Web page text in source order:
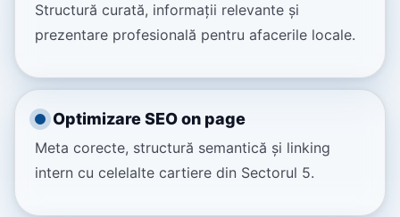
Structură curată, informații relevante și
prezentare profesională pentru afacerile locale.
Optimizare SEO on page
Meta corecte, structură semantică și linking
intern cu celelalte cartiere din Sectorul 5.